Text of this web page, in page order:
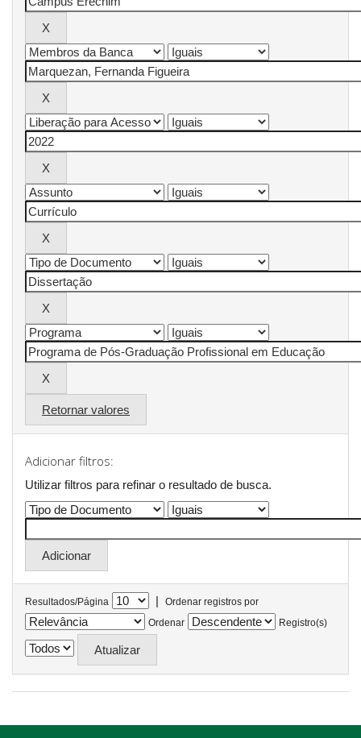
Retornar valores
Adicionar filtros:
Utilizar filtros para refinar o resultado de busca.
Resultados/Página |
Ordenar registros por
Ordenar
Registro(s)